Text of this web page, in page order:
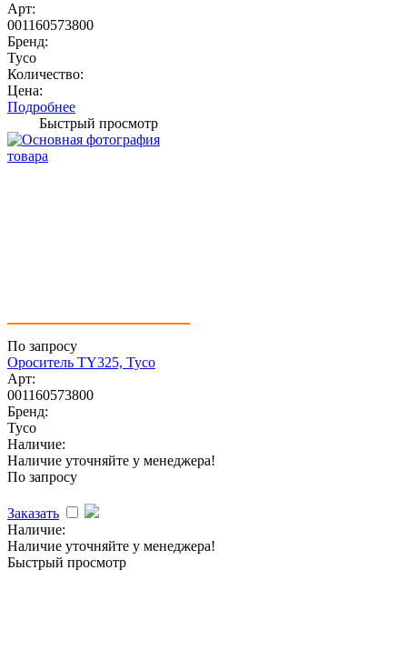
Арт:
001160573800
Бренд:
Tyco
Количество:
Цена:
Подробнее
Быстрый просмотр
По запросу
Ороситель TY325, Tyco
Арт:
001160573800
Бренд:
Tyco
Наличие:
Наличие уточняйте у менеджера!
По запросу
Заказать
Наличие:
Наличие уточняйте у менеджера!
Быстрый просмотр